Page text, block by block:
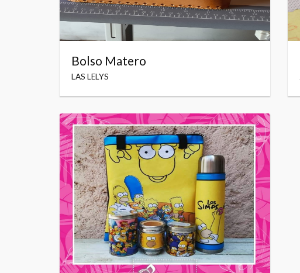
Bolso Matero
LAS LELYS